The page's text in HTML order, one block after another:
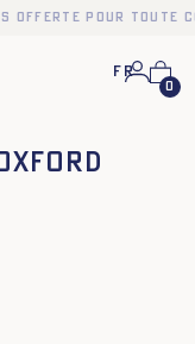
Fr
0
oxford